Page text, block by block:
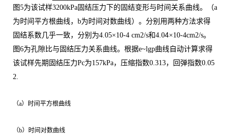
图5为该试样3200kPa 固结压力下的固结变形与时间关系曲线。（a
为时间平方根曲线， b为时间对数曲线）。分别用两种方法求得
固结系数几乎一致，分别为4.05×10-4 cm2/s和4.04×10-4cm2/s。
图6为孔隙比与固结压力关系曲线。根据e~lgp曲线自动计算求得
该试样先期固结压力Pc为157kPa，压缩指数0.313，回弹指数0.05
2.
（a）时间平方根曲线
（b）时间对数曲线